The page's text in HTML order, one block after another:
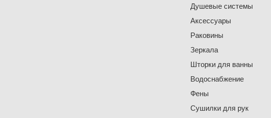
Душевые системы
Аксессуары
Раковины
Зеркала
Шторки для ванны
Водоснабжение
Фены
Сушилки для рук